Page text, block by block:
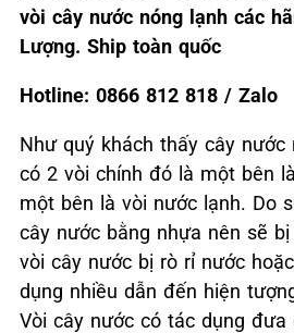
vòi cây nước nóng lạnh các
Lượng. Ship toàn quốc
Hotline: 0866 812 818 / Zalo
Như quý khách thấy cây nước
có 2 vòi chính đó là một bên
một bên là vòi nước lạnh. Do
cây nước bằng nhựa nên sẽ
vòi cây nước bị rò rỉ nước
dụng nhiều dẫn đến hiện
Vòi cây nước có tác dụng đưa